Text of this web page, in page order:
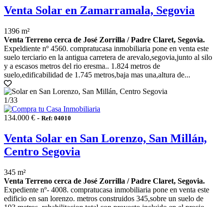
Venta Solar en Zamarramala, Segovia
1396 m²
Venta Terreno cerca de José Zorrilla / Padre Claret, Segovia.
Expeldiente nº 4560. compratucasa inmobiliaria pone en venta este
suelo terciario en la antigua carretera de arevalo,segovia,junto al silo
y a escasos metros del rio eresma.. 1.824 metros de
suelo,edificabilidad de 1.745 metros,baja mas una,altura de...
1/33
134.000 € - Ref: 04010
Venta Solar en San Lorenzo, San Millán,
Centro Segovia
345 m²
Venta Terreno cerca de José Zorrilla / Padre Claret, Segovia.
Expediente nº- 4008. compratucasa inmobiliaria pone en venta este
edificio en san lorenzo. metros construidos 345,sobre un suelo de